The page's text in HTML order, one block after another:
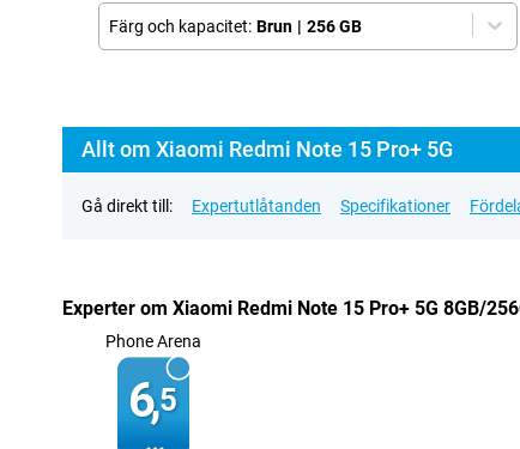
Färg och kapacitet: Brun | 256 GB
Allt om Xiaomi Redmi Note 15 Pro+ 5G
Gå direkt till: Expertutlåtanden Specifikationer
Experter om Xiaomi Redmi Note 15 Pro+ 5G 8GB/
Phone Arena
6,5